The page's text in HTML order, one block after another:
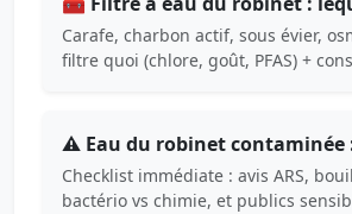
Carafe, charbon actif, sous évier,
filtre quoi (chlore, goût, PFAS) +
⚠️ Eau du robinet contaminée
Checklist immédiate : avis ARS,
bactério vs chimie, et publics